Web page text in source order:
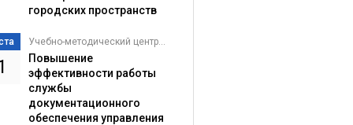
городских пространств
Учебно-методический центр...
Повышение
эффективности работы
службы
документационного
обеспечения управления